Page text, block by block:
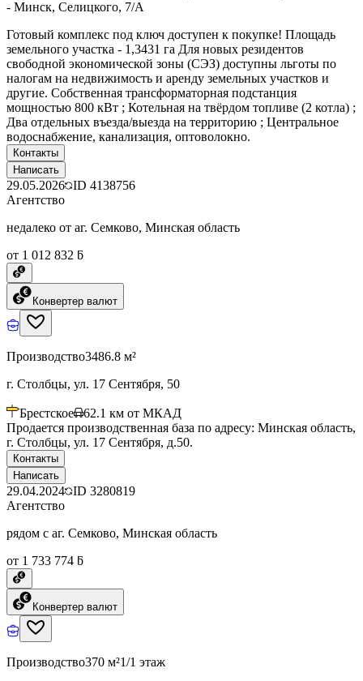
- Минск, Селицкого, 7/А
Готовый комплекс под ключ доступен к покупке! Площадь
земельного участка - 1,3431 га Для новых резидентов
свободной экономической зоны (СЭЗ) доступны льготы по
налогам на недвижимость и аренду земельных участков и
другие. Собственная трансформаторная подстанция
мощностью 800 кВт ; Котельная на твёрдом топливе (2 котла) ;
Два отдельных въезда/выезда на территорию ; Центральное
водоснабжение, канализация, оптоволокно.
Контакты
Написать
29.05.2026 ID 4138756
Агентство
недалеко от аг. Семково, Минская область
от 1 012 832 ƃ
Конвертер валют
Производство3486.8 м²
г. Столбцы, ул. 17 Сентября, 50
Брестское 62.1 км от МКАД
Продается производственная база по адресу: Минская область,
г. Столбцы, ул. 17 Сентября, д.50.
Контакты
Написать
29.04.2024 ID 3280819
Агентство
рядом с аг. Семково, Минская область
от 1 733 774 ƃ
Конвертер валют
Производство370 м²1/1 этаж